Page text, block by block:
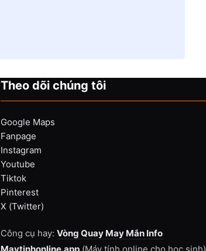
Theo dõi chúng tôi
Google Maps
Fanpage
Instagram
Youtube
Tiktok
Pinterest
X (Twitter)
Công cụ hay: Vòng Quay May Mắn Info